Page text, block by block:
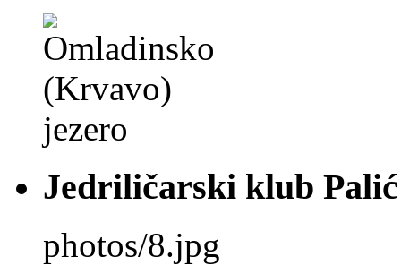
Jedriličarski klub Palić
photos/8.jpg